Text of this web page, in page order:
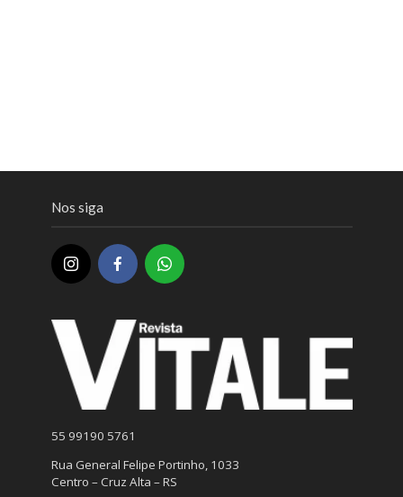
Nos siga
55 99190 5761
Rua General Felipe Portinho, 1033
Centro – Cruz Alta – RS